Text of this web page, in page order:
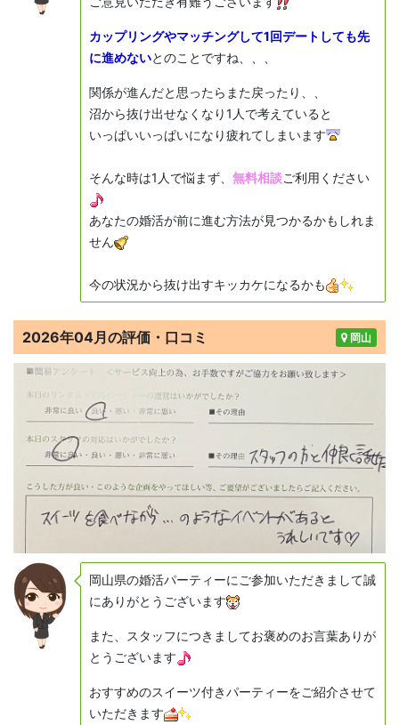
カップリングやマッチングして1回デートしても先
に進めないとのことですね、、、
関係が進んだと思ったらまた戻ったり、、
沼から抜け出せなくなり1人で考えていると
いっぱいいっぱいになり疲れてしまいます
そんな時は1人で悩まず、 無料相談ご利用ください
あなたの婚活が前に進む方法が見つかるかもしれま
せん
今の状況から抜け出すキッカケになるかも
岡山
2026年04月の評価・口コミ
岡山県の婚活パーティーにご参加いただきまして誠
にありがとうございます
また、スタッフにつきましてお褒めのお言葉ありが
とうございます
おすすめのスイーツ付きパーティーをご紹介させて
いただきます